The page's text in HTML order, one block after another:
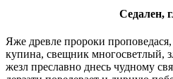
Седален,
Яже древле пророки
купина, свещник многосветлый,
жезл преславно днесь чудному